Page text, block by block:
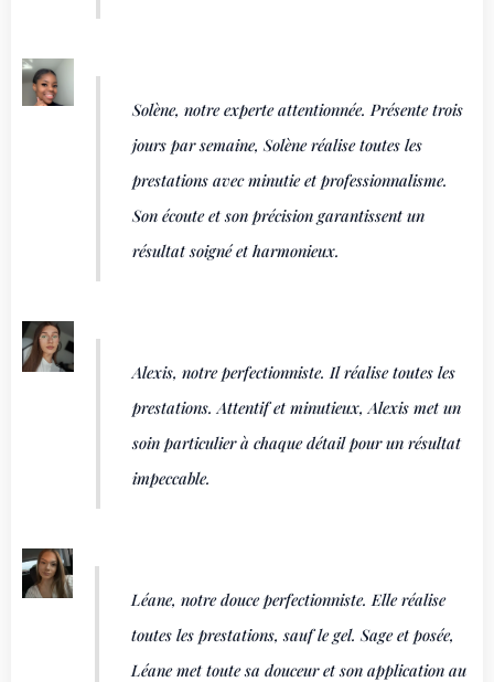
Solène, notre experte attentionnée. Présente trois
jours par semaine, Solène réalise toutes les
prestations avec minutie et professionnalisme.
Son écoute et son précision garantissent un
résultat soigné et harmonieux.
Alexis, notre perfectionniste. Il réalise toutes les
prestations. Attentif et minutieux, Alexis met un
soin particulier à chaque détail pour un résultat
impeccable.
Léane, notre douce perfectionniste. Elle réalise
toutes les prestations, sauf le gel. Sage et posée,
Léane met toute sa douceur et son application au